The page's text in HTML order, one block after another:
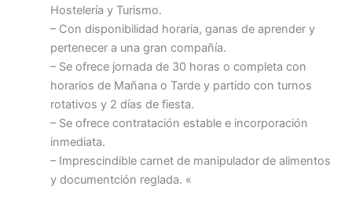
Hostelería y Turismo.
– Con disponibilidad horaria, ganas de aprender y
pertenecer a una gran compañía.
– Se ofrece jornada de 30 horas o completa con
horarios de Mañana o Tarde y partido con turnos
rotativos y 2 días de fiesta.
– Se ofrece contratación estable e incorporación
inmediata.
– Imprescindible carnet de manipulador de alimentos
y documentción reglada. «